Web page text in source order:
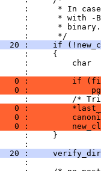
:      * In
:      * with
:      * binary.
:      */
20 :     if
:     {
:         char
:
0 :         if
0 :
:         /*
0 :
0 :
0 :
:     }
:
20 :
: